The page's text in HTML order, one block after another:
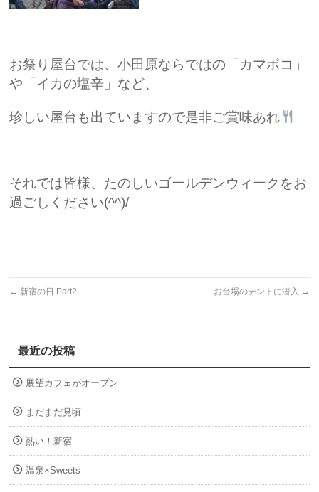
お祭り屋台では、小田原ならではの「カマボコ」
や「イカの塩辛」など、
珍しい屋台も出ていますので是非ご賞味あれ
それでは皆様、たのしいゴールデンウィークをお
過ごしください(^^)/
← 新宿の日 Part2 お台場のテントに潜入 →
最近の投稿
展望カフェがオープン
まだまだ見頃
熱い！新宿
温泉×Sweets